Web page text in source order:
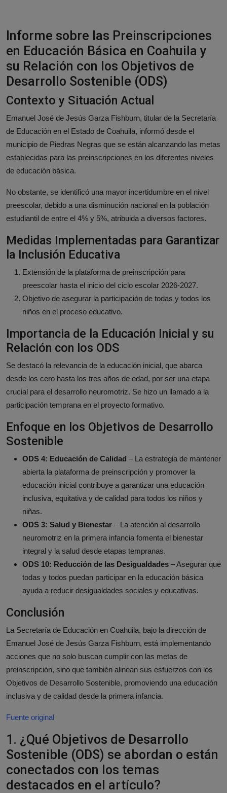
Descubre más
Español
Informe sobre las Preinscripciones
en Educación Básica en Coahuila y
su Relación con los Objetivos de
Desarrollo Sostenible (ODS)
Contexto y Situación Actual
Emanuel José de Jesús Garza Fishburn, titular de la Secretaría
de Educación en el Estado de Coahuila, informó desde el
municipio de Piedras Negras que se están alcanzando las metas
establecidas para las preinscripciones en los diferentes niveles
de educación básica.
No obstante, se identificó una mayor incertidumbre en el nivel
preescolar, debido a una disminución nacional en la población
estudiantil de entre el 4% y 5%, atribuida a diversos factores.
Medidas Implementadas para Garantizar
la Inclusión Educativa
Extensión de la plataforma de preinscripción para
preescolar hasta el inicio del ciclo escolar 2026-2027.
Objetivo de asegurar la participación de todas y todos los
niños en el proceso educativo.
Importancia de la Educación Inicial y su
Relación con los ODS
Se destacó la relevancia de la educación inicial, que abarca
desde los cero hasta los tres años de edad, por ser una etapa
crucial para el desarrollo neuromotriz. Se hizo un llamado a la
participación temprana en el proyecto formativo.
Enfoque en los Objetivos de Desarrollo
Sostenible
ODS 4: Educación de Calidad – La estrategia de mantener
abierta la plataforma de preinscripción y promover la
educación inicial contribuye a garantizar una educación
inclusiva, equitativa y de calidad para todos los niños y
niñas.
ODS 3: Salud y Bienestar – La atención al desarrollo
neuromotriz en la primera infancia fomenta el bienestar
integral y la salud desde etapas tempranas.
ODS 10: Reducción de las Desigualdades – Asegurar que
todas y todos puedan participar en la educación básica
ayuda a reducir desigualdades sociales y educativas.
Conclusión
La Secretaría de Educación en Coahuila, bajo la dirección de
Emanuel José de Jesús Garza Fishburn, está implementando
acciones que no solo buscan cumplir con las metas de
preinscripción, sino que también alinean sus esfuerzos con los
Objetivos de Desarrollo Sostenible, promoviendo una educación
inclusiva y de calidad desde la primera infancia.
Fuente original
1. ¿Qué Objetivos de Desarrollo
Sostenible (ODS) se abordan o están
conectados con los temas
destacados en el artículo?